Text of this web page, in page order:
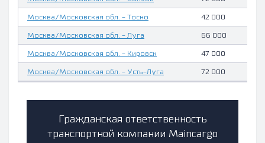
Москва/Московская обл. - Тосно 42 000
Москва/Московская обл. - Луга 66 000
Москва/Московская обл. - Кировск 47 000
Москва/Московская обл. - Усть-Луга 72 000
Гражданская ответственность
транспортной компании Maincargo